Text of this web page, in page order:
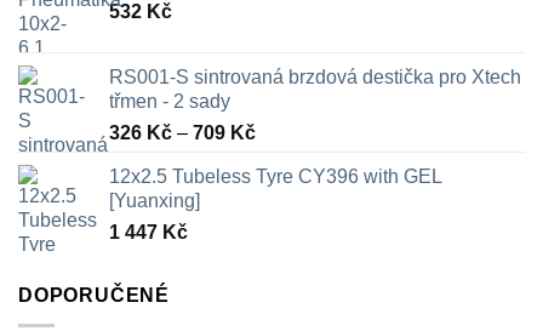
532 Kč
RS001-S sintrovaná brzdová destička pro Xtech
třmen - 2 sady
326 Kč – 709 KčRozpětí
326 Kč
12x2.5 Tubeless Tyre CY396 with GEL
[Yuanxing]
1 447 Kč
DOPORUČENÉ